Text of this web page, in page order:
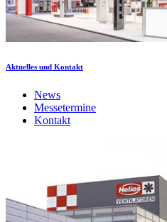
Aktuelles und Kontakt
News
Messetermine
Kontakt